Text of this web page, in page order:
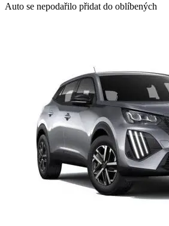
Auto se nepodařilo přidat do oblíbených